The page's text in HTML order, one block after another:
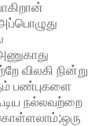
விலகி நின்று
பண்புகளை
நல்லவற்றை
;ஒரு